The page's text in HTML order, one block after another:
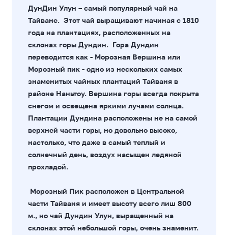
ДунДин Улун – самый популярный чай на
Тайване. Этот чай выращивают начиная с 1810
года на плантациях, расположенных на
склонах горы Дундин. Гора Дундин
переводится как - Морозная Вершина или
Морозный пик - одно из нескольких самых
знаменитых чайных плантаций Тайваня в
районе Наньтоу. Вершина горы всегда покрыта
снегом и освещена яркими лучами солнца.
Плантации Дундина расположены не на самой
верхней части горы, но довольно высоко,
настолько, что даже в самый теплый и
солнечный день, воздух насыщен ледяной
прохладой.
Морозный Пик расположен в Центральной
части Тайваня и имеет высоту всего лиш 800
м., но чай Дундин Улун, выращенный на
склонах этой небольшой горы, очень знаменит.